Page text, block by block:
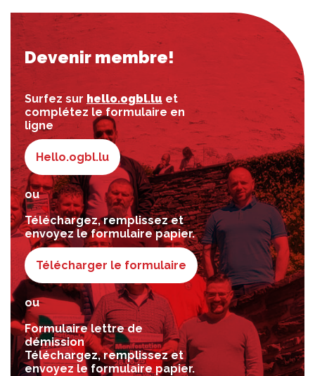
Devenir membre!
Surfez sur hello.ogbl.lu et
complétez le formulaire en
ligne
Hello.ogbl.lu
ou
Téléchargez, remplissez et
envoyez le formulaire papier.
Télécharger le formulaire
ou
Formulaire lettre de
démission
Téléchargez, remplissez et
envoyez le formulaire papier.